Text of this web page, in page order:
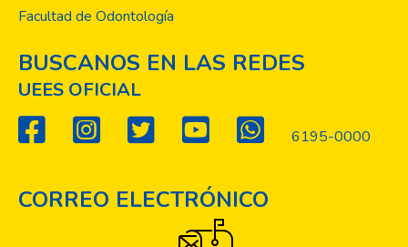
Facultad de Odontología
BUSCANOS EN LAS REDES
UEES OFICIAL
6195-0000
CORREO ELECTRÓNICO